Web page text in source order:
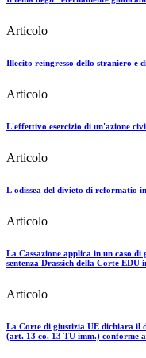
Articolo
Illecito reingresso dello straniero
Articolo
L'effettivo esercizio di un'azione
Articolo
L'odissea del divieto di reformatio
Articolo
La Cassazione applica in un caso
sentenza Drassich della Corte
Articolo
La Corte di giustizia UE dichiara il
(art. 13 co. 13 TU imm.) conforme